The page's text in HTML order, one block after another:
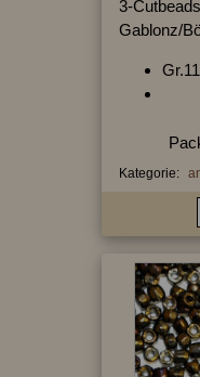
3-
Gablonz/
Kategorie: